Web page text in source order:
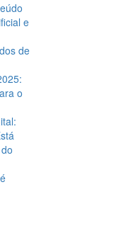
e
de
o